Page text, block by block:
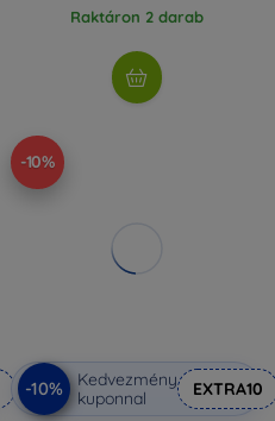
Raktáron 2 darab
-10%
-10%
Kedvezmény
kuponnal
EXTRA10